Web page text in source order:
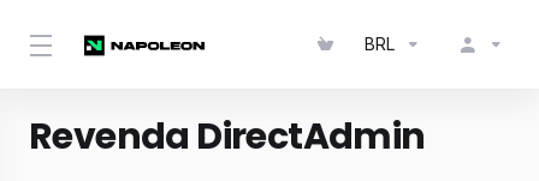
BRL
Revenda DirectAdmin